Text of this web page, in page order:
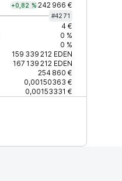
+0,82 % 242 966 €
#4271
4 €
0 %
0 %
159 339 212EDEN
167 139 212EDEN
254 860 €
0,00150363 €
0,00153331 €
Mis à jour